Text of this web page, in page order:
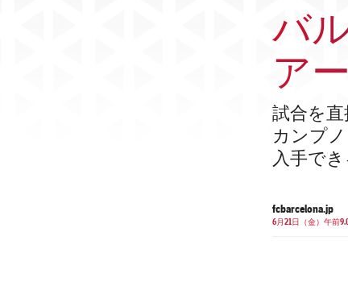
バ
ア
試合を
カンプ
入手でき
fcbarcelona.jp
6月21日（金）午前